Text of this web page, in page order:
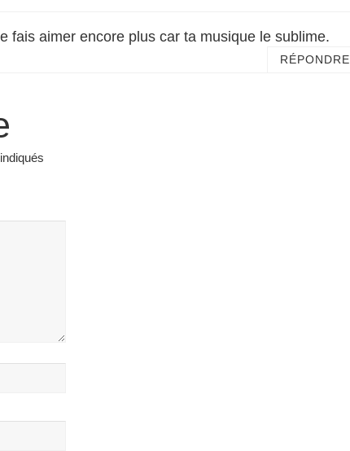
fais aimer encore plus car ta musique le sublime.
RÉPONDRE